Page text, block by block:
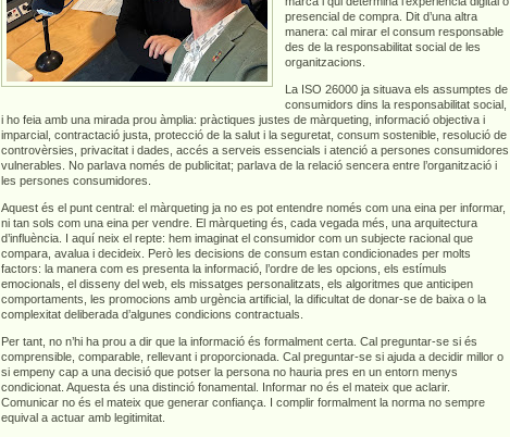
presencial de compra. Dit d’una altra
manera: cal mirar el consum responsable
des de la responsabilitat social de les
organitzacions.
La ISO 26000 ja situava els assumptes de
consumidors dins la responsabilitat social,
i ho feia amb una mirada prou àmplia: pràctiques justes de màrqueting, informació objectiva i
imparcial, contractació justa, protecció de la salut i la seguretat, consum sostenible, resolució de
controvèrsies, privacitat i dades, accés a serveis essencials i atenció a persones consumidores
vulnerables. No parlava només de publicitat; parlava de la relació sencera entre l’organització i
les persones consumidores.
Aquest és el punt central: el màrqueting ja no es pot entendre només com una eina per informar,
ni tan sols com una eina per vendre. El màrqueting és, cada vegada més, una arquitectura
d’influència. I aquí neix el repte: hem imaginat el consumidor com un subjecte racional que
compara, avalua i decideix. Però les decisions de consum estan condicionades per molts
factors: la manera com es presenta la informació, l’ordre de les opcions, els estímuls
emocionals, el disseny del web, els missatges personalitzats, els algoritmes que anticipen
comportaments, les promocions amb urgència artificial, la dificultat de donar-se de baixa o la
complexitat deliberada d’algunes condicions contractuals.
Per tant, no n’hi ha prou a dir que la informació és formalment certa. Cal preguntar-se si és
comprensible, comparable, rellevant i proporcionada. Cal preguntar-se si ajuda a decidir millor o
si empeny cap a una decisió que potser la persona no hauria pres en un entorn menys
condicionat. Aquesta és una distinció fonamental. Informar no és el mateix que aclarir.
Comunicar no és el mateix que generar confiança. I complir formalment la norma no sempre
equival a actuar amb legitimitat.